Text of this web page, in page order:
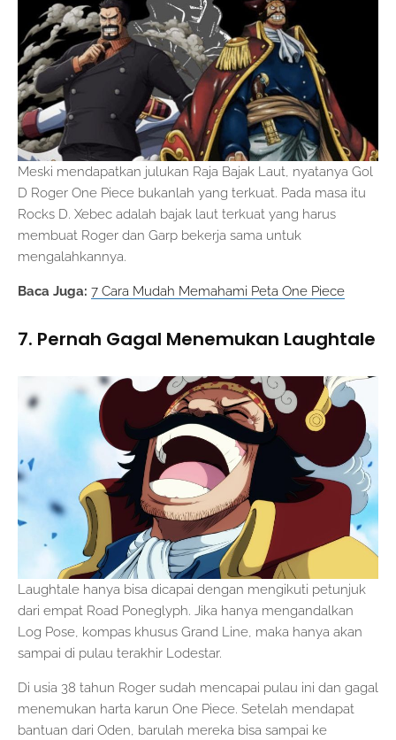
Meski mendapatkan julukan Raja Bajak Laut, nyatanya Gol
D Roger One Piece bukanlah yang terkuat. Pada masa itu
Rocks D. Xebec adalah bajak laut terkuat yang harus
membuat Roger dan Garp bekerja sama untuk
mengalahkannya.
Baca Juga: 7 Cara Mudah Memahami Peta One Piece
7. Pernah Gagal Menemukan Laughtale
Laughtale hanya bisa dicapai dengan mengikuti petunjuk
dari empat Road Poneglyph. Jika hanya mengandalkan
Log Pose, kompas khusus Grand Line, maka hanya akan
sampai di pulau terakhir Lodestar.
Di usia 38 tahun Roger sudah mencapai pulau ini dan gagal
menemukan harta karun One Piece. Setelah mendapat
bantuan dari Oden, barulah mereka bisa sampai ke